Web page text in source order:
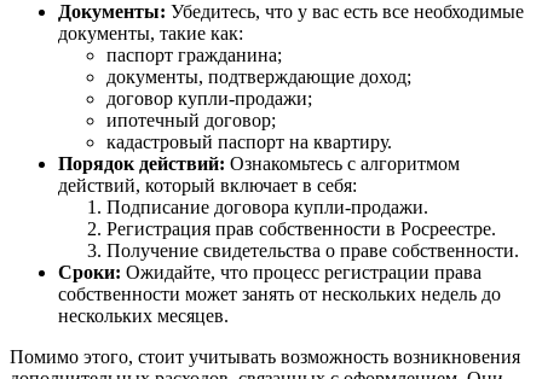
Документы: Убедитесь, что у вас есть все необходимые
документы, такие как:
паспорт гражданина;
документы, подтверждающие доход;
договор купли-продажи;
ипотечный договор;
кадастровый паспорт на квартиру.
Порядок действий: Ознакомьтесь с алгоритмом
действий, который включает в себя:
Подписание договора купли-продажи.
Регистрация прав собственности в Росреестре.
Получение свидетельства о праве собственности.
Сроки: Ожидайте, что процесс регистрации права
собственности может занять от нескольких недель до
нескольких месяцев.
Помимо этого, стоит учитывать возможность возникновения